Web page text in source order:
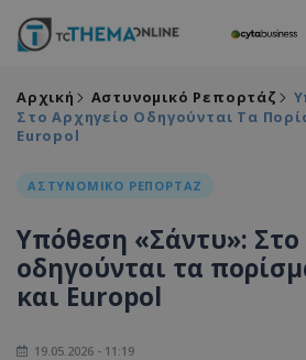
Αρχική Αστυνομικό Ρεπορτάζ
Στο Αρχηγείο Οδηγούνται Τα
Europol
ΑΣΤΥΝΟΜΙΚΟ ΡΕΠΟΡΤΑΖ
Υπόθεση «Σάντυ»: Στο
οδηγούνται τα
και Europol
19.05.2026 - 11:19